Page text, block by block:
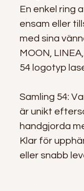
En enkel ring
ensam eller
med sina
MOON,
54 logotyp
Samling 54:
är unikt
handgjorda
Klar för
eller snabb